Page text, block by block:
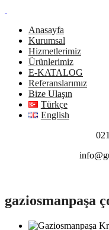
Anasayfa
Kurumsal
Hizmetlerimiz
Ürünlerimiz
E-KATALOG
Referanslarımız
Bize Ulaşın
Türkçe
English
gaziosmanpaşa